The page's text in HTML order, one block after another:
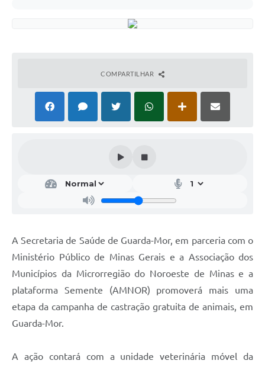
COMPARTILHAR
A Secretaria de Saúde de Guarda-Mor, em parceria com o
Ministério Público de Minas Gerais e a Associação dos
Municípios da Microrregião do Noroeste de Minas e a
plataforma Semente (AMNOR) promoverá mais uma
etapa da campanha de castração gratuita de animais, em
Guarda-Mor.
A ação contará com a unidade veterinária móvel da